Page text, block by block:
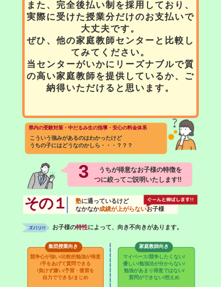
また、完全後払い制を採用しており、
実際に受けた授業分だけのお支払いで
大丈夫です。
ぜひ、他の家庭教師センターと比較し
てみてください。
当センターがいかにリーズナブルで質
の高い家庭教師を提供しているか、ご
納得いただけると思います。
県内の受験対策・中だるみ生の指導・安心の料金体系
こういう強みがあるのはわかったけど
うちの子にはどうなのかしら・・・？？？
うちが得意なお子様の特徴を
3 つに絞ってご説明いたします!!
その１ 塾に通っているけど
なかなか成績が上がらないお子様
お子様の特性によって、向き不向きがあります。
集団授業向き
家庭教師向き
競争心が強い/比較的勉強が得意
/手をあげて質問できる
/負けず嫌い/予習・復習を
自力でできる/まじめ
マイペース/競争したくない/
優しい/勉強法が分からない/
勉強があまり得意ではない/
質問ができない/控えめ